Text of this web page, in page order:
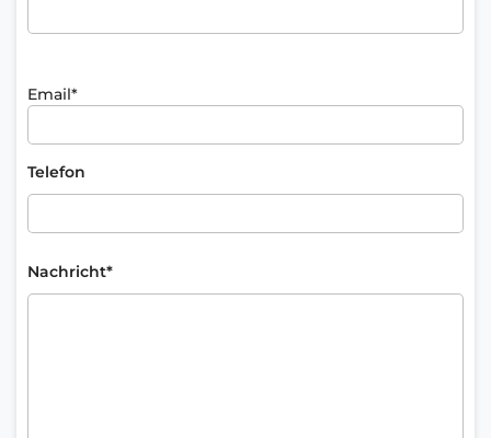
Email*
Telefon
Nachricht*